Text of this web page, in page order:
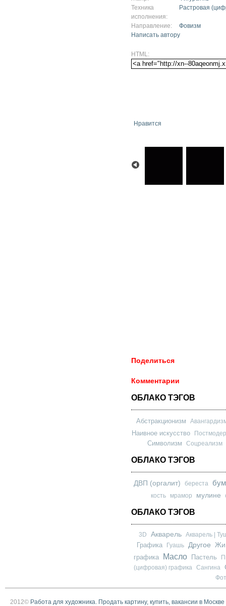
Техника
исполнения:
Растровая
Направление:
Фовизм
Написать автору
HTML:
Нравится
Поделиться
Комментарии
ОБЛАКО ТЭГОВ
Абстракционизм
Наивное искусство
Символизм Соцреализм
ОБЛАКО ТЭГОВ
ДВП (оргалит) береста
кость мрамор мулине
ОБЛАКО ТЭГОВ
3D Акварель Акварель |
Графика Гуашь Другое
графика
Масло Пастель
(цифровая) графика
Сангина
2012© Работа для художника. Продать картину, купить, вакансии в Москве